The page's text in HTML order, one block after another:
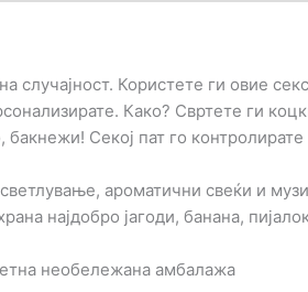
Користете ги овие
Како? Свртете ги
Секој пат го контролирате
ароматични свеќи и
најдобро јагоди, банана,
необележана амбалажа